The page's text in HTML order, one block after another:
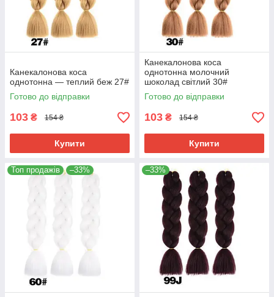
Канекалонова коса
однотонна — теплий беж 27#
Готово до відправки
103 ₴ 154 ₴
Купити
Канекалонова коса
однотонна молочний
шоколад світлий 30#
Готово до відправки
103 ₴ 154 ₴
Купити
Топ продажів –33% –33%